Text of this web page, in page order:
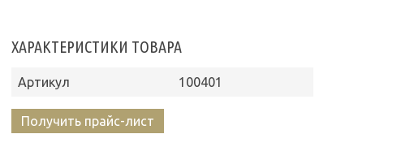
ХАРАКТЕРИСТИКИ ТОВАРА
Артикул 100401
Получить прайс-лист